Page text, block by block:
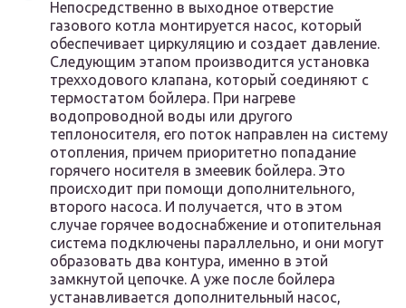
Непосредственно в выходное отверстие
газового котла монтируется насос, который
обеспечивает циркуляцию и создает давление.
Следующим этапом производится установка
трехходового клапана, который соединяют с
термостатом бойлера. При нагреве
водопроводной воды или другого
теплоносителя, его поток направлен на систему
отопления, причем приоритетно попадание
горячего носителя в змеевик бойлера. Это
происходит при помощи дополнительного,
второго насоса. И получается, что в этом
случае горячее водоснабжение и отопительная
система подключены параллельно, и они могут
образовать два контура, именно в этой
замкнутой цепочке. А уже после бойлера
устанавливается дополнительный насос,